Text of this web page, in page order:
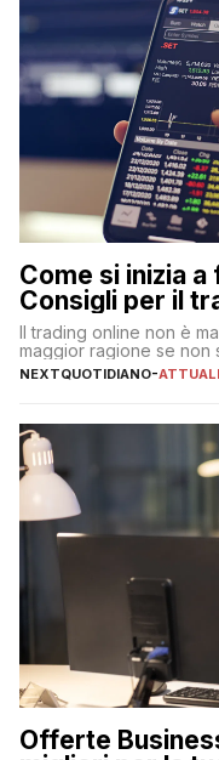
Come si inizia
Consigli per il
Il trading online non è
maggior ragione se non
NEXTQUOTIDIANO-
Offerte